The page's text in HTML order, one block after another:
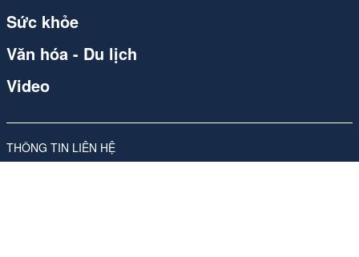
THÔNG TIN LIÊN HỆ
Sức khỏe
Văn hóa - Du lịch
Video